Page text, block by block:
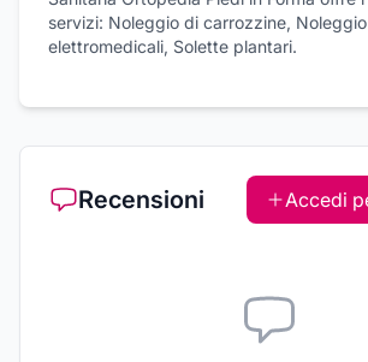
servizi: Noleggio di carrozzine,
elettromedicali, Solette plantari.
Recensioni Accedi